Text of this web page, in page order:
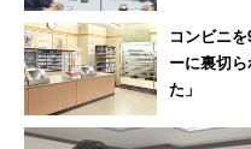
コンビニ
ーに裏切
た」